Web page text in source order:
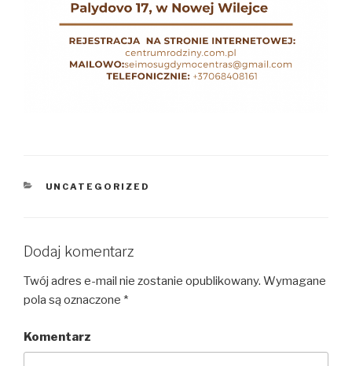
KATEGORIE
UNCATEGORIZED
Dodaj komentarz
Twój adres e-mail nie zostanie opublikowany. Wymagane
pola są oznaczone *
Komentarz